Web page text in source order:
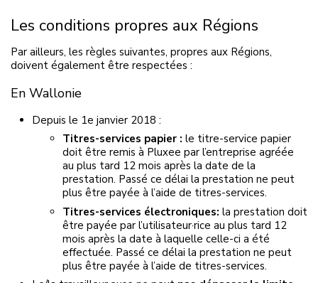
Les conditions propres aux Régions
Par ailleurs, les règles suivantes, propres aux Régions,
doivent également être respectées :
En Wallonie
Depuis le 1e janvier 2018 :
Titres-services papier : le titre-service papier
doit être remis à Pluxee par l’entreprise agréée
au plus tard 12 mois après la date de la
prestation. Passé ce délai la prestation ne peut
plus être payée à l’aide de titres-services.
Titres-services électroniques: la prestation doit
être payée par l’utilisateur·rice au plus tard 12
mois après la date à laquelle celle-ci a été
effectuée. Passé ce délai la prestation ne peut
plus être payée à l’aide de titres-services.